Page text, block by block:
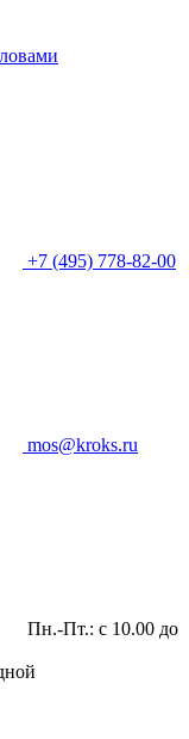
+7 (495) 778-82-00
mos@kroks.ru
Пн.-Пт.: с 10.00 до